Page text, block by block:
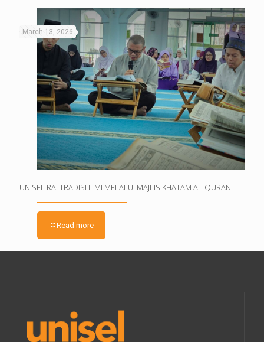
March 13, 2026
UNISEL RAI TRADISI ILMI MELALUI MAJLIS KHATAM AL-QURAN
Read more